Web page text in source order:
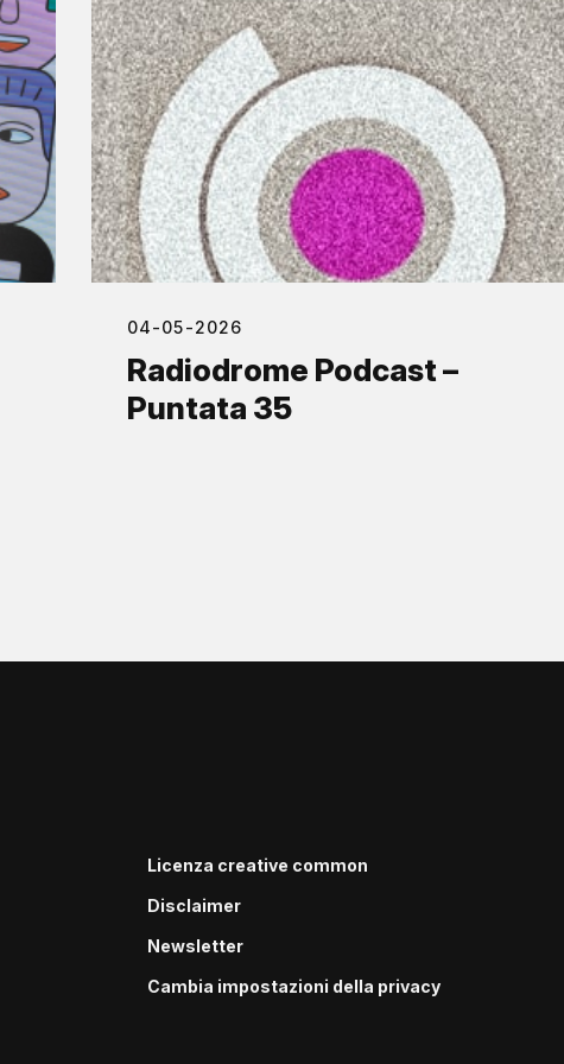
04-05-2026
Radiodrome Podcast –
Puntata 35
Licenza creative common
Disclaimer
Newsletter
Cambia impostazioni della privacy